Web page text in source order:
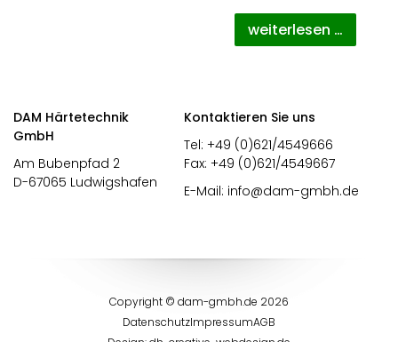
weiterlesen …
DAM Härtetechnik
GmbH
Am Bubenpfad 2
D-67065 Ludwigshafen
Kontaktieren Sie uns
Tel: +49 (0)621/4549666
Fax: +49 (0)621/4549667
E-Mail: info@dam-gmbh.de
Copyright © dam-gmbh.de 2026
DatenschutzImpressumAGB